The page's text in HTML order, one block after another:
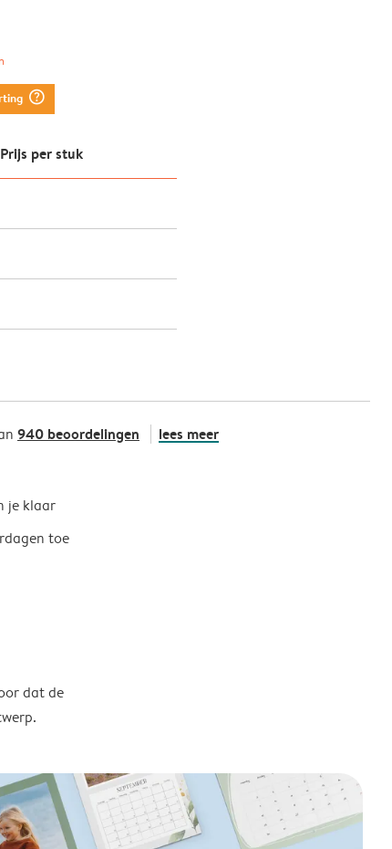
question_mark_circle
Prijs per stuk
940 beoordelingen lees meer
je klaar
toe
dat de